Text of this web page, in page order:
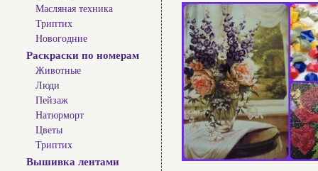
Масляная техника
Триптих
Новогодние
Раскраски по номерам
Животные
Люди
Пейзаж
Натюрморт
Цветы
Триптих
Вышивка лентами